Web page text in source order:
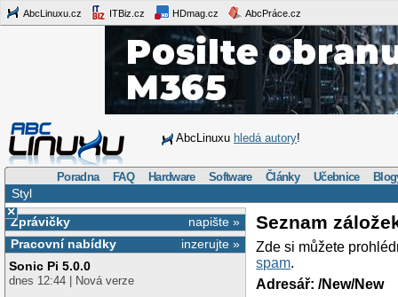
AbcLinuxu.cz ITBiz.cz HDmag.cz AbcPráce.cz
AbcLinuxu hledá autory!
Poradna FAQ Hardware Software Články Učebnice
Styl
×
napište »
Zprávičky
inzerujte »
Pracovní nabídky
Sonic Pi 5.0.0
dnes 12:44 | Nová verze
Seznam
Zde si můžete
spam.
Adresář: /New/New